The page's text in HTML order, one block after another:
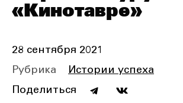
«Кинотавре»
28 сентября 2021
Рубрика
Истории успеха
Поделиться